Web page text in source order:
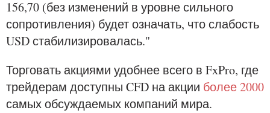
156,70 (без изменений в уровне сильного
сопротивления) будет означать, что слабость
USD стабилизировалась."
Торговать акциями удобнее всего в FxPro, где
трейдерам доступны CFD на акции более 2000
самых обсуждаемых компаний мира.